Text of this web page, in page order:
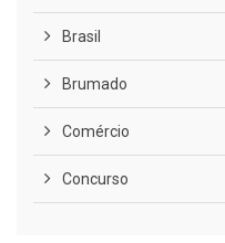
Brasil
Brumado
Comércio
Concurso